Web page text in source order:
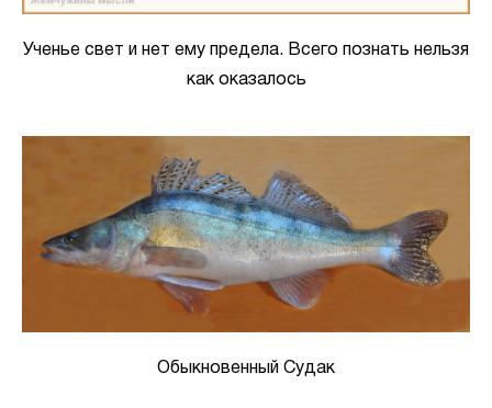
Ученье свет и нет ему предела. Всего познать нельзя
как оказалось
Обыкновенный Судак